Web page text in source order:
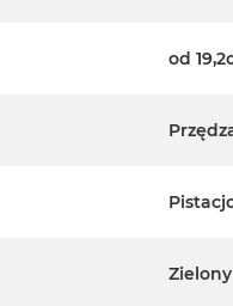
od
Zielony